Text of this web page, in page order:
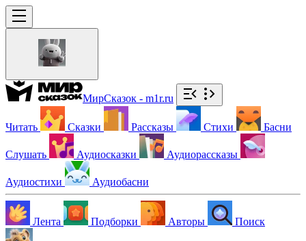
МирСказок - m1r.ru
Читать Сказки Рассказы Стихи Басни
Слушать Аудиосказки Аудиорассказы
Аудиостихи Аудиобасни
Лента Подборки Авторы Поиск